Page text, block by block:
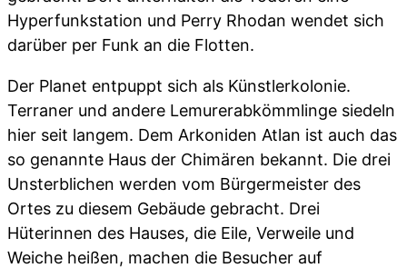
Hyperfunkstation und Perry Rhodan wendet sich
darüber per Funk an die Flotten.
Der Planet entpuppt sich als Künstlerkolonie.
Terraner und andere Lemurerabkömmlinge siedeln
hier seit langem. Dem Arkoniden Atlan ist auch das
so genannte Haus der Chimären bekannt. Die drei
Unsterblichen werden vom Bürgermeister des
Ortes zu diesem Gebäude gebracht. Drei
Hüterinnen des Hauses, die Eile, Verweile und
Weiche heißen, machen die Besucher auf